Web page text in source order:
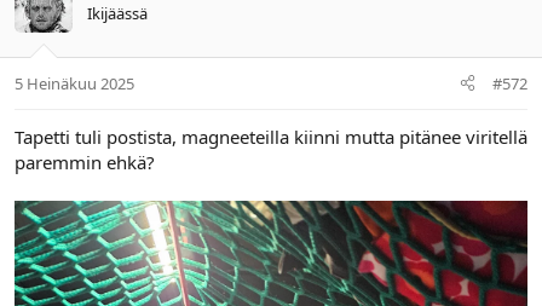
Ikijäässä
5 Heinäkuu 2025 #572
Tapetti tuli postista, magneeteilla kiinni mutta pitänee viritellä
paremmin ehkä?